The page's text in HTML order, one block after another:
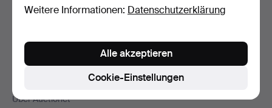
Alle Auktionshäuser
Über Auctionet
Weitere Informationen: Datenschutzerklärung
Cookie-Einstellungen
Alle akzeptieren